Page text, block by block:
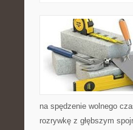
na spędzenie wolnego
rozrywkę z głębszym